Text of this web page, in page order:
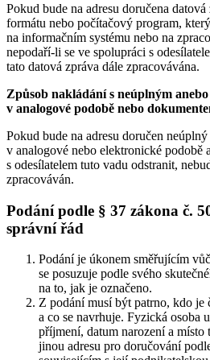
Pokud bude na adresu doručena
formátu nebo počítačový program,
na informačním systému nebo na
nepodaří-li se ve spolupráci s
tato datová zpráva dále zpracovávána.
Způsob nakládání s neúplným
v analogové podobě nebo
Pokud bude na adresu doručen
v analogové nebo elektronické podobě
s odesílatelem tuto vadu odstranit,
zpracováván.
Podání podle § 37 zákona č.
správní řád
Podání je úkonem směřujícím
se posuzuje podle svého
na to, jak je označeno.
Z podání musí být patrno, kdo je
a co se navrhuje. Fyzická osoba
příjmení, datum narození a
jinou adresu pro doručování